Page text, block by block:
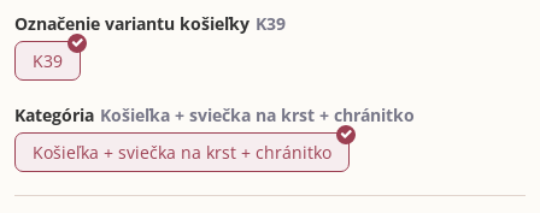
Označenie variantu košieľky
K39
Kategória
Košieľka + sviečka na krst + chránitko